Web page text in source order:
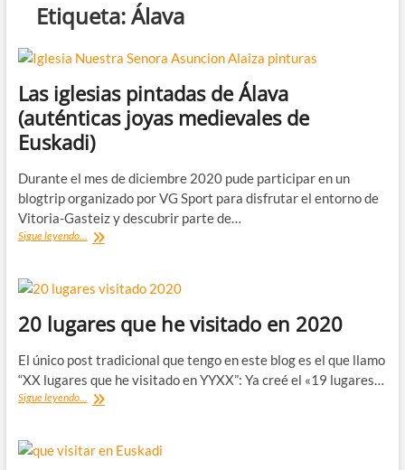
Etiqueta:Álava
Las iglesias pintadas de Álava
(auténticas joyas medievales de
Euskadi)
Durante el mes de diciembre 2020 pude participar en un
blogtrip organizado por VG Sport para disfrutar el entorno de
Vitoria-Gasteiz y descubrir parte de…
Sigue leyendo... Las
de
joyas
de
Euskadi)
20 lugares que he visitado en 2020
El único post tradicional que tengo en este blog es el que llamo
“XX lugares que he visitado en YYXX”: Ya creé el «19 lugares…
Sigue leyendo... 20
he